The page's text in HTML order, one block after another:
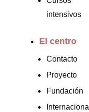
intensivos
El centro
Contacto
Proyecto
Fundación
Internacional